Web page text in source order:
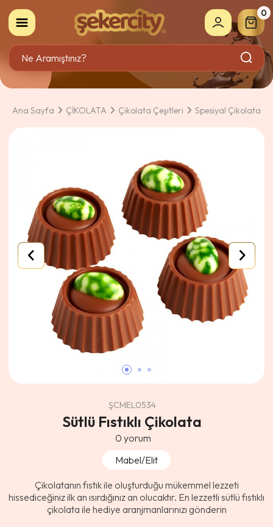
0
Ana Sayfa ÇİKOLATA Çikolata Çeşitleri Spesiyal Çikolata
ŞCMEL0534
Sütlü Fıstıklı Çikolata
0 yorum
Mabel/Elit
Çikolatanın fıstık ile oluşturduğu mükemmel lezzeti
hissediceğiniz ilk an ısırdığınız an olucaktır. En lezzetli sütlü fıstıklı
çikolata ile hediye aranjmanlarınızı gönderin